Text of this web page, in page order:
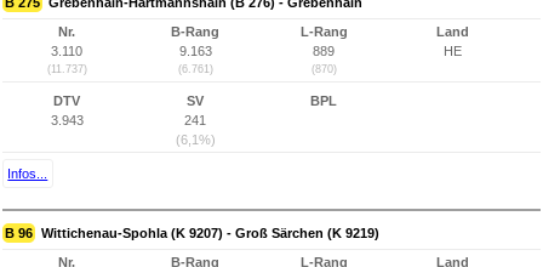
Nr.
3.110
(11.737)
B-Rang
9.163
(6.761)
L-Rang
889
(870)
Land
HE
DTV
3.943
SV
241
(6,1%)
BPL
Infos...
B 96 Wittichenau-Spohla (K 9207) - Groß Särchen (K 9219)
Nr.
B-Rang
L-Rang
Land